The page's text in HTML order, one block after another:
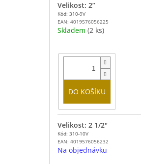
Kód: 310-9V
EAN: 4019576056225
Velikost: 2”
Skladem (2 ks)
DO KOŠÍKU
Kód: 310-10V
EAN: 4019576056232
Velikost: 2 1/2"
Na objednávku